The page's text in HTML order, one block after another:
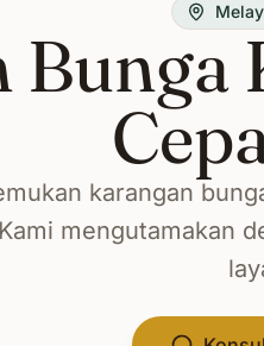
Bunga
karangan
Kami mengutamakan